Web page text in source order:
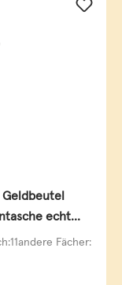
Geldbeutel
echt
Fächer: